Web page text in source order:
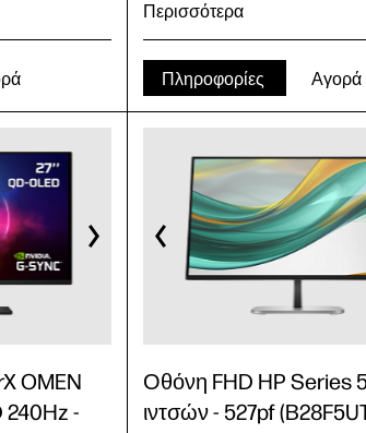
1 2
70,5 cm (27")
QHD (2.560 x1.440) 1 3
0,03ms 1
QD-OLED
Περισσότερα
Πληροφορίες Αγορά
OMEN
240Hz -
Οθόνη FHD HP Series
ιντσών - 527pf